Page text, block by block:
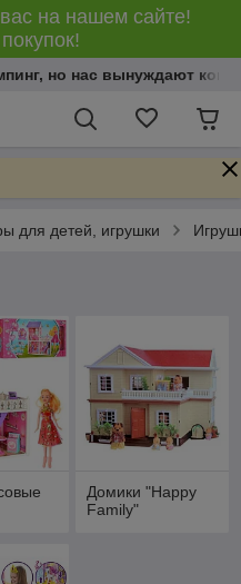
на нашем сайте!
но нас вынуждают
для детей, игрушки
Домики "Happy
Family"